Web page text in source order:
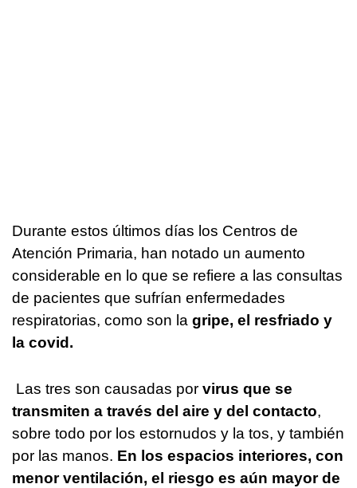
Durante estos últimos días los Centros de
Atención Primaria, han notado un aumento
considerable en lo que se refiere a las consultas
de pacientes que sufrían enfermedades
respiratorias, como son la gripe, el resfriado y
la covid.
Las tres son causadas por virus que se
transmiten a través del aire y del contacto,
sobre todo por los estornudos y la tos, y también
por las manos. En los espacios interiores, con
menor ventilación, el riesgo es aún mayor de